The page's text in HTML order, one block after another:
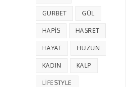
GURBET GÜL
HAPIS HASRET
HAYAT HÜZÜN
KADIN KALP
LIFESTYLE